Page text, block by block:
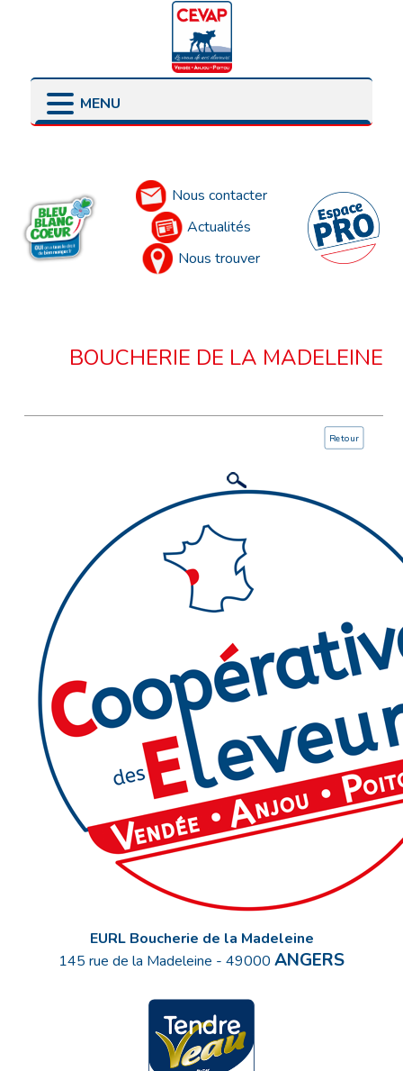
MENU
Nous contacter
Actualités
Nous trouver
BOUCHERIE DE LA MADELEINE
Retour
EURL Boucherie de la Madeleine
145 rue de la Madeleine - 49000 ANGERS